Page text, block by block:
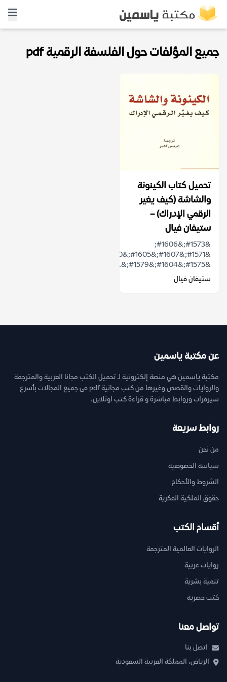
جميع المؤلفات حول الفلسفة الرقمية pdf
تحميل كتاب الكينونة
والشاشة (كيف يغير
الرقمي الإدراك) –
ستيفان فيال
&#1573;&#1606;
&#1575;&#1604;&#1579;&...
ستيفان فيال
عن مكتبة ياسمين
مكتبة ياسمين هي منصة إلكترونية لـ تحميل الكتب مجانا العربية والمترجمة
والروايات والقصص وغيرها من كتب مجانية pdf فى جميع المجالات بأسرع
سيرفرات وروابط مباشرة و قراءة كتب اونلاين.
روابط سريعة
من نحن
سياسة الخصوصية
الشروط والأحكام
حقوق الملكية الفكرية
أقسام الكتب
الروايات العالمية المترجمة
روايات عربية
تنمية بشرية
كتب حصرية
تواصل معنا
اتصل بنا
الرياض، المملكة العربية السعودية